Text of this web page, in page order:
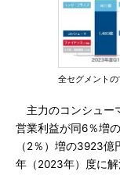
全セグメント
主力のコンシュー
営業利益が同6％増
（2％）増の3923
年（2023年）度に